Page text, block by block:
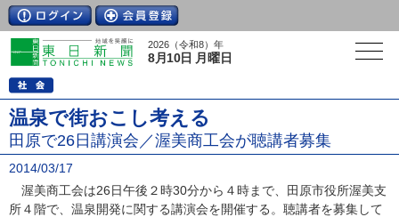
2026（令和8）年
8月10日 月曜日
温泉で街おこし考える
田原で26日講演会／渥美商工会が聴講者募集
2014/03/17
渥美商工会は26日午後２時30分から４時まで、田原市役所渥美支
所４階で、温泉開発に関する講演会を開催する。聴講者を募集して